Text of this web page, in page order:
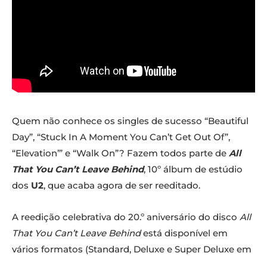
Quem não conhece os singles de sucesso “Beautiful
Day”, “Stuck In A Moment You Can’t Get Out Of”,
“Elevation’” e “Walk On”? Fazem todos parte de All
That You Can’t Leave Behind, 10º álbum de estúdio
dos U2, que acaba agora de ser reeditado.
A reedição celebrativa do 20.º aniversário do disco All
That You Can’t Leave Behindestá disponível em
vários formatos (Standard, Deluxe e Super Deluxe em